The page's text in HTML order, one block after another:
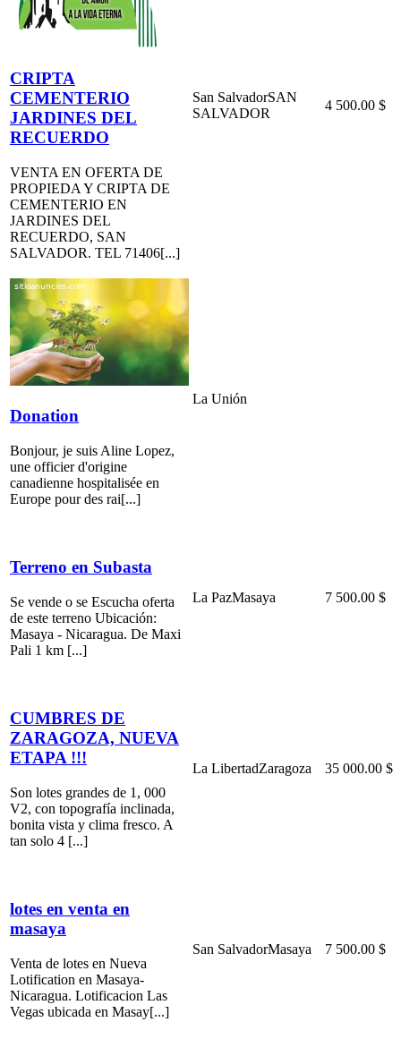
CRIPTA
CEMENTERIO
JARDINES DEL
RECUERDO
VENTA EN OFERTA DE
PROPIEDA Y CRIPTA DE
CEMENTERIO EN
JARDINES DEL
RECUERDO, SAN
SALVADOR. TEL 71406[...]
San SalvadorSAN
SALVADOR
4 500.00 $
Donation
Bonjour, je suis Aline Lopez,
une officier d'origine
canadienne hospitalisée en
Europe pour des rai[...]
La Unión
Terreno en Subasta
Se vende o se Escucha oferta
de este terreno Ubicación:
Masaya - Nicaragua. De Maxi
Pali 1 km [...]
La PazMasaya 7 500.00 $
CUMBRES DE
ZARAGOZA, NUEVA
ETAPA !!!
Son lotes grandes de 1, 000
V2, con topografía inclinada,
bonita vista y clima fresco. A
tan solo 4 [...]
La LibertadZaragoza 35 000.00 $
lotes en venta en
masaya
Venta de lotes en Nueva
Lotification en Masaya-
Nicaragua. Lotificacion Las
Vegas ubicada en Masay[...]
San SalvadorMasaya 7 500.00 $